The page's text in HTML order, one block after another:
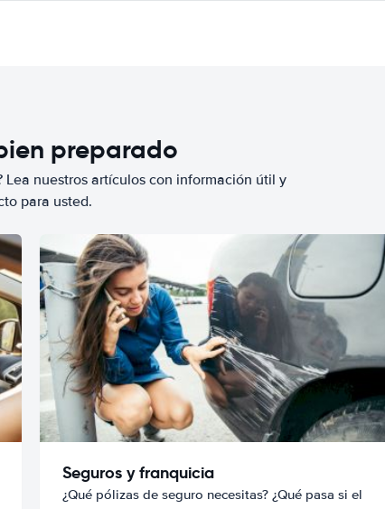
preparado
Lea nuestros artículos con información útil y
para usted.
Seguros y franquicia
¿Qué pólizas de seguro necesitas? ¿Qué pasa si el